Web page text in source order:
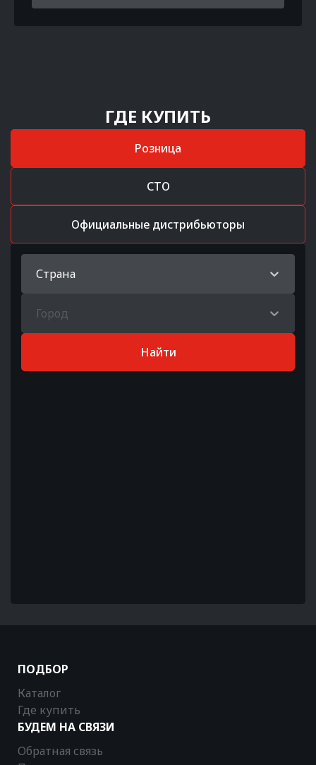
ГДЕ КУПИТЬ
Розница
СТО
Официальные дистрибьюторы
Страна
Город
Найти
ПОДБОР
Каталог
Где купить
БУДЕМ НА СВЯЗИ
Обратная связь